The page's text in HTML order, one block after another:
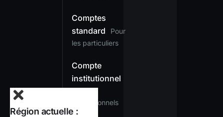
Comptes
standard
Pour
les particuliers
Compte
institutionnel
Pour les
professionnels
Région actuelle :